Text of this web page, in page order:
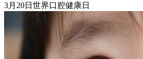
3月20日世界口腔健康日